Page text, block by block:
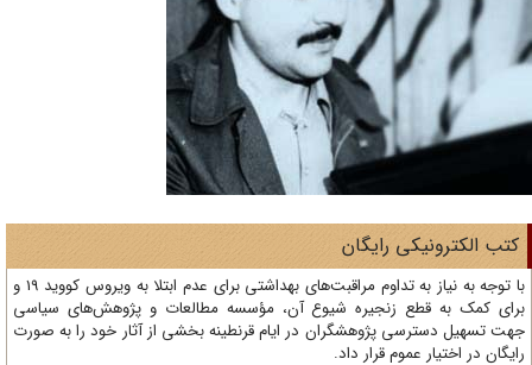
الکترونیکی رایگان
با توجه به نیاز به تداوم مراقبت‌های بهداشتی برای عدم ابتلا به ویروس کووید 19 و
کمک به قطع زنجیره شیوع آن، مؤسسه مطالعات و پژوهش‌های سیاسی
تسهیل دسترسی پژوهشگران در ایام قرنطینه بخشی از آثار خود را به صورت
در اختیار عموم قرار داد.